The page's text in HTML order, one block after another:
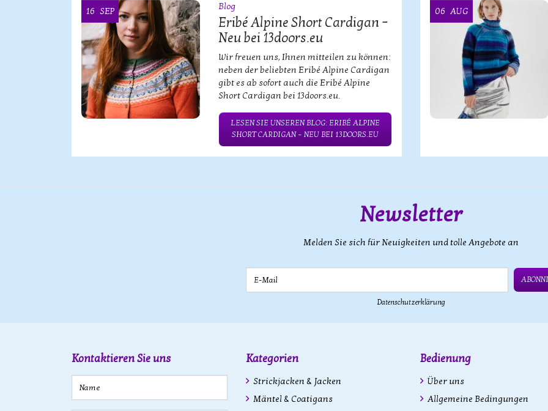
16 SEP Blog
Eribé Alpine Short Cardigan –
Neu bei 13doors.eu
Wir freuen uns, Ihnen mitteilen zu können:
neben der beliebten Eribé Alpine Cardigan
gibt es ab sofort auch die Eribé Alpine
Short Cardigan bei 13doors.eu.
LESEN SIE UNSEREN BLOG: ERIBÉ ALPINE
SHORT CARDIGAN – NEU BEI 13DOORS.EU
06 AUG
Newsletter
Melden Sie sich für Neuigkeiten und tolle Angebote an
E-Mail
Datenschutzerklärung
Kontaktieren Sie uns Kategorien
Strickjacken & Jacken
Mäntel & Coatigans
Bedienung
Über uns
Allgemeine Bedingungen